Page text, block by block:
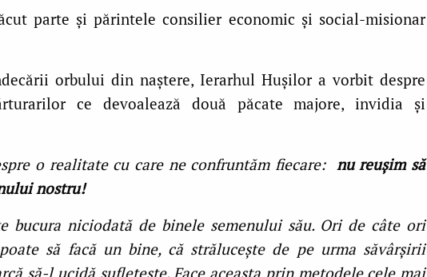
parte şi părintele consilier economic şi social-misionar
orbului din naştere, Ierarhul Huşilor a vorbit despre
ce devoalează două păcate majore, invidia şi
o realitate cu care ne confruntăm fiecare: nu reuşim să
nostru!
bucura niciodată de binele semenului său. Ori de câte ori
să facă un bine, că străluceşte de pe urma săvârşirii
să-l ucidă sufleteşte. Face aceasta prin metodele cele mai